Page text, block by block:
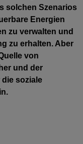
solchen Szenarios
Energien
zu verwalten und
zu erhalten. Aber
von
und der
soziale